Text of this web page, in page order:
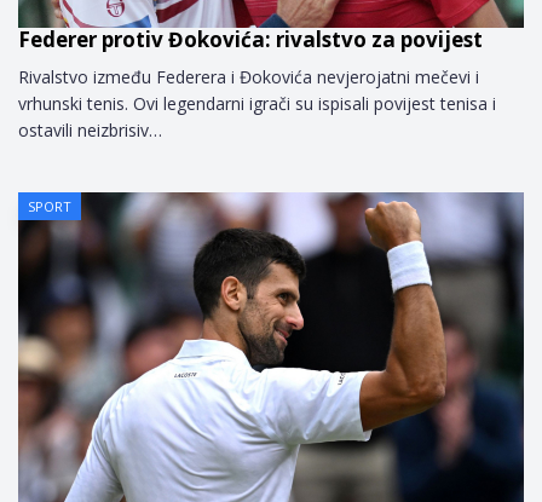
Federer protiv Đokovića: rivalstvo za povijest
Rivalstvo između Federera i Đokovića nevjerojatni mečevi i
vrhunski tenis. Ovi legendarni igrači su ispisali povijest tenisa i
ostavili neizbrisiv…
SPORT